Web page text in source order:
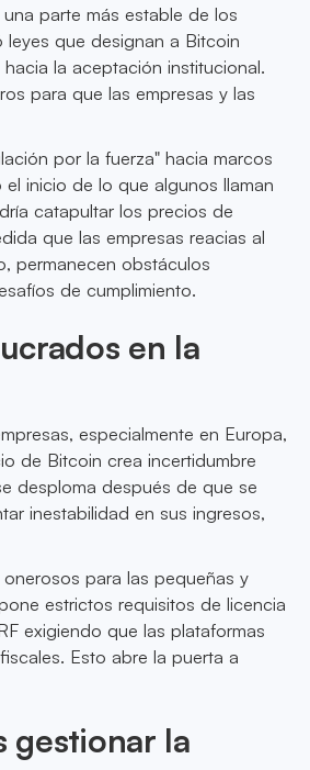
parte más estable de los
que designan a Bitcoin
la aceptación institucional.
para que las empresas y las
por la fuerza" hacia marcos
inicio de lo que algunos llaman
catapultar los precios de
que las empresas reacias al
permanecen obstáculos
de cumplimiento.
en la
especialmente en Europa,
de Bitcoin crea incertidumbre
desploma después de que se
inestabilidad en sus ingresos,
para las pequeñas y
estrictos requisitos de licencia
exigiendo que las plataformas
Esto abre la puerta a
gestionar la